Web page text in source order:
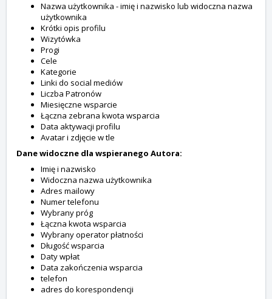
Nazwa użytkownika - imię i nazwisko lub widoczna nazwa
użytkownika
Krótki opis profilu
Wizytówka
Progi
Cele
Kategorie
Linki do social mediów
Liczba Patronów
Miesięczne wsparcie
Łączna zebrana kwota wsparcia
Data aktywacji profilu
Avatar i zdjęcie w tle
Dane widoczne dla wspieranego Autora:
Imię i nazwisko
Widoczna nazwa użytkownika
Adres mailowy
Numer telefonu
Wybrany próg
Łączna kwota wsparcia
Wybrany operator płatności
Długość wsparcia
Daty wpłat
Data zakończenia wsparcia
telefon
adres do korespondencji